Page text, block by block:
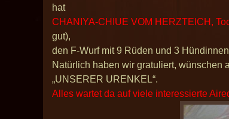
hat
CHANIYA-CHIUE VOM HERZTEICH,
gut),
den F-Wurf mit 9 Rüden und 3
Natürlich haben wir gratuliert, wünschen
„UNSERER URENKEL“.
Alles wartet da auf viele interessierte